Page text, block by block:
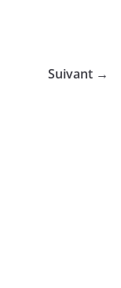
Suivant →